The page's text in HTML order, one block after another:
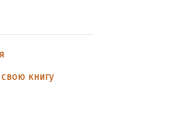
книгу